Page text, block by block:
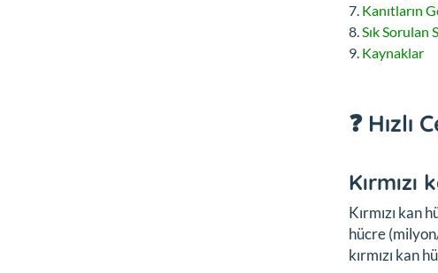
Kanıtların
Sık Sorulan
Kaynaklar
❓ Hızlı
Kırmızı
Kırmızı kan
hücre
kırmızı kan